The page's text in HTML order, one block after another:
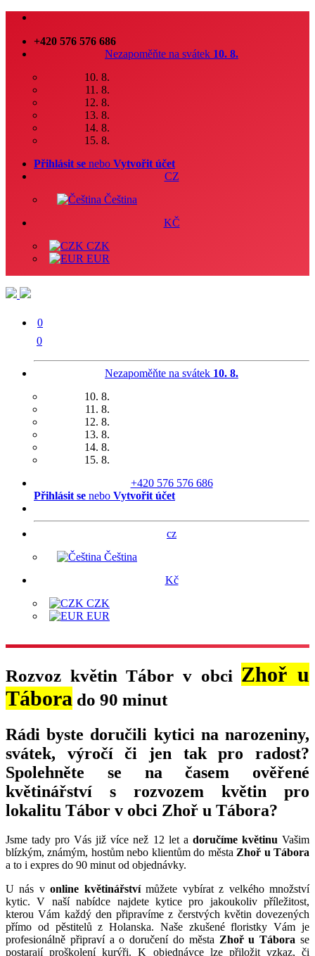
+420 576 576 686
Nezapoměňte na svátek 10. 8.
10. 8.
11. 8.
12. 8.
13. 8.
14. 8.
15. 8.
Přihlásit se nebo Vytvořit účet
CZ
Čeština
KČ
CZK
EUR
0
0
Nezapoměňte na svátek 10. 8.
10. 8.
11. 8.
12. 8.
13. 8.
14. 8.
15. 8.
+420 576 576 686
Přihlásit se nebo Vytvořit účet
cz
Čeština
Kč
CZK
EUR
Rozvoz květin Tábor v obci Zhoř u
Tábora do 90 minut
Rádi byste doručili kytici na narozeniny,
svátek, výročí či jen tak pro radost?
Spolehněte se na časem ověřené
květinářství s rozvozem květin pro
lokalitu Tábor v obci Zhoř u Tábora?
Jsme tady pro Vás již více než 12 let a doručíme květinuVašim
blízkým, známým, hostům nebo klientům do městaZhoř u Tábora
a to i expres do 90 minut od objednávky.
U nás vonline květinářstvímůžete vybírat z velkého množství
kytic. V naší nabídce najdete kytice pro jakoukoliv příležitost,
kterou Vám každý den připravíme z čerstvých květin dovezených
přímo od pěstitelů z Holanska. Naše zkušené floristky Vám je
profesionálně připraví a o doručení do města Zhoř u Tábora se
postarají proškolení kurýři. K objednávce lze přiložit vzkaz, či